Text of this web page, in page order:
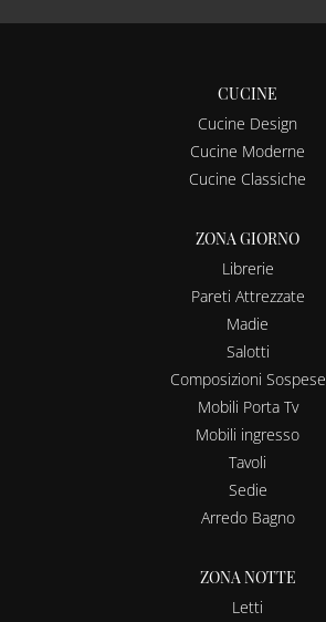
CUCINE
Cucine Design
Cucine Moderne
Cucine Classiche
ZONA GIORNO
Librerie
Pareti Attrezzate
Madie
Salotti
Composizioni Sospese
Mobili Porta Tv
Mobili ingresso
Tavoli
Sedie
Arredo Bagno
ZONA NOTTE
Letti